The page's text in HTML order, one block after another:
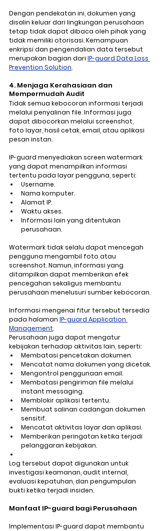
Dengan pendekatan ini, dokumen yang
disalin keluar dari lingkungan perusahaan
tetap tidak dapat dibaca oleh pihak yang
tidak memiliki otorisasi. Kemampuan
enkripsi dan pengendalian data tersebut
merupakan bagian dari IP-guard Data Loss
Prevention Solution.
4. Menjaga Kerahasiaan dan
Mempermudah Audit
Tidak semua kebocoran informasi terjadi
melalui penyalinan file. Informasi juga
dapat dibocorkan melalui screenshot,
foto layar, hasil cetak, email, atau aplikasi
pesan instan.
IP-guard menyediakan screen watermark
yang dapat menampilkan informasi
tertentu pada layar pengguna, seperti:
Username.
Nama komputer.
Alamat IP.
Waktu akses.
Informasi lain yang ditentukan
perusahaan.
Watermark tidak selalu dapat mencegah
pengguna mengambil foto atau
screenshot. Namun, informasi yang
ditampilkan dapat memberikan efek
pencegahan sekaligus membantu
perusahaan menelusuri sumber kebocoran.
Informasi mengenai fitur tersebut tersedia
pada halaman IP-guard Application
Management.
Perusahaan juga dapat mengatur
kebijakan terhadap aktivitas lain, seperti:
Membatasi pencetakan dokumen.
Mencatat nama dokumen yang dicetak.
Mengontrol penggunaan email.
Membatasi pengiriman file melalui
instant messaging.
Memblokir aplikasi tertentu.
Membuat salinan cadangan dokumen
sensitif.
Mencatat aktivitas layar dan aplikasi.
Memberikan peringatan ketika terjadi
pelanggaran kebijakan.
Log tersebut dapat digunakan untuk
investigasi keamanan, audit internal,
evaluasi kepatuhan, dan pengumpulan
bukti ketika terjadi insiden.
Manfaat IP-guard bagi Perusahaan
Implementasi IP-guard dapat membantu